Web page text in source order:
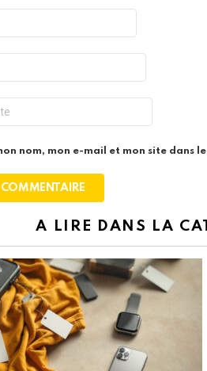
nom, mon e-mail et mon site dans
A LIRE DANS LA